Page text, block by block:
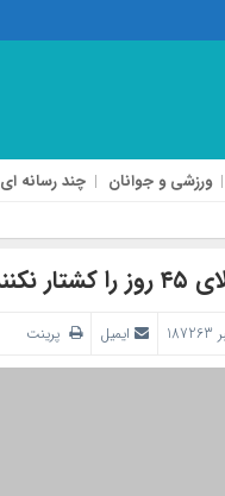
ورزشی و جوانان چند رسانه ای
ایمیل پرینت